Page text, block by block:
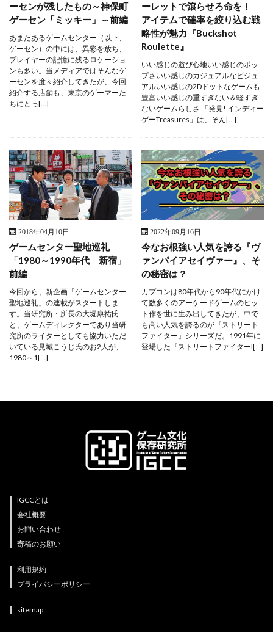
ーセンが残したもの～神保町
ゲーセン「ミッキー」～前編
あまたあるゲームセンター（以下、
ゲーセン）の中には、異彩を放ち、
プレイヤーの記憶に残るロケーショ
ンも多い。当メディアではそんなゲ
ーセンを度々紹介してきたが、今回
紹介する店舗も、東京のゲーマーた
ちにとっ[…]
ーレットで滾らせろ命を！
アイテムで確率を絞り込む戦
略性が魅力『Buckshot
Roulette』
いい感じの遊び心地いい感じのポッ
プさいい感じのカジュアルなビジュ
アルいい感じの2Dドットなゲームも
豊富いい感じの重すぎない＆軽すぎ
ないゲームらしさ 「発見! インディー
ゲーTreasures」は、そん[…]
2018年04月10日
ゲームセンター聖地巡礼
「1980～1990年代 新宿」
前編
今回から、新企画「ゲームセンター
聖地巡礼」の連載がスタートしま
す。当研究所・所長の大堀康祐氏
と、ゲームディレクターであり当研
究所のライターとしても協力いただ
いている見城こうじ氏のお2人が、
1980～1[…]
2022年09月16日
今なお根強い人気を誇る『ヴ
ァンパイアセイヴァー』、そ
の秘密は？
カプコンは80年代から90年代にかけ
て数多くのアーケードゲームのヒッ
ト作を世に生み出してきたが、中で
も高い人気を誇るのが『ストリート
ファイター』シリーズだ。1991年に
登場した『ストリートファイターI[…]
IGCCとは
会社概要
お問い合わせ
寄稿のお願い
利用規約
プライバシーポリシー
sitemap